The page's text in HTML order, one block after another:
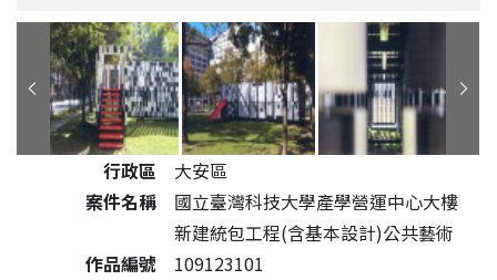
公共藝術作品詳細資料
行政區
大安區
案件名稱
國立臺灣科技大學產學營運中心大樓
新建統包工程(含基本設計)公共藝術
作品編號
109123101